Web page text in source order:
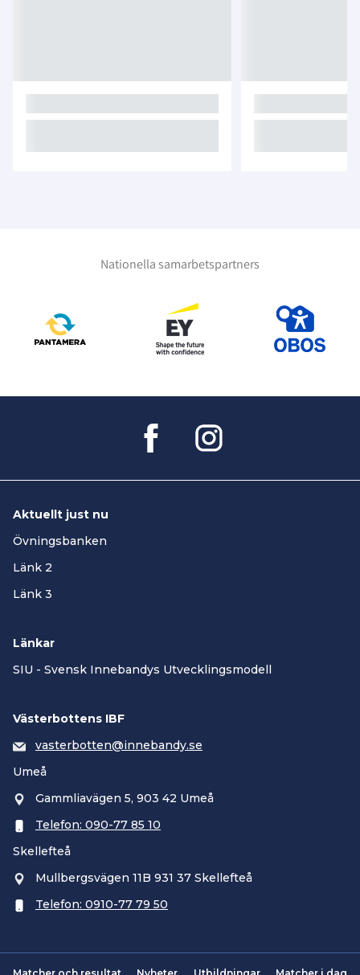
Nationella samarbetspartners
Aktuellt just nu
Övningsbanken
Länk 2
Länk 3
Länkar
SIU - Svensk Innebandys Utvecklingsmodell
Västerbottens IBF
vasterbotten@innebandy.se
Umeå
Gammliavägen 5, 903 42 Umeå
Telefon: 090-77 85 10
Skellefteå
Mullbergsvägen 11B 931 37 Skellefteå
Telefon: 0910-77 79 50